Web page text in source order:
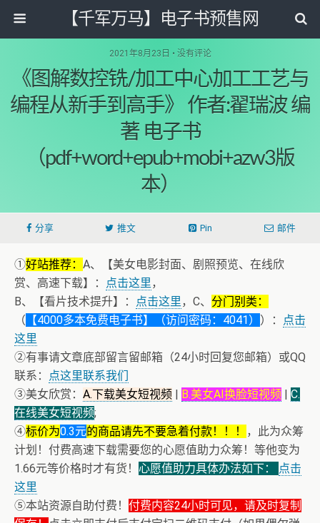
【千军万马】电子书预售网
2021年8月23日 • 没有评论
《图解数控铣/加工中心加工工艺与
编程从新手到高手》 作者:翟瑞波 编
著 电子书
（pdf+word+epub+mobi+azw3版
本）
分享 推文 Pin 邮件
①好站推荐： A、【美女电影封面、剧照预览、在线欣
赏、高速下载】：
点击这里，
B、【看片技术提升】：
点击这里，C、 分门别类：
（ 【4000多本免费电子书】（访问密码：4041） ）：
点击
这里
②有事请文章底部留言留邮箱（24小时回复您邮箱）或QQ
联系：
点这里联系我们
③美女欣赏： A.下载美女短视频 | B.美女AI换脸短视频 | C.
在线美女短视频;
④标价为0.3元的商品请先不要急着付款！！！
，此为众筹
计划！付费高速下载需要您的心愿值助力众筹！等他变为
1.66元等价格时才有货！ 心愿值助力具体办法如下：
点击
这里
⑤本站资源自助付费！ 付费内容24小时可见，请及时复制